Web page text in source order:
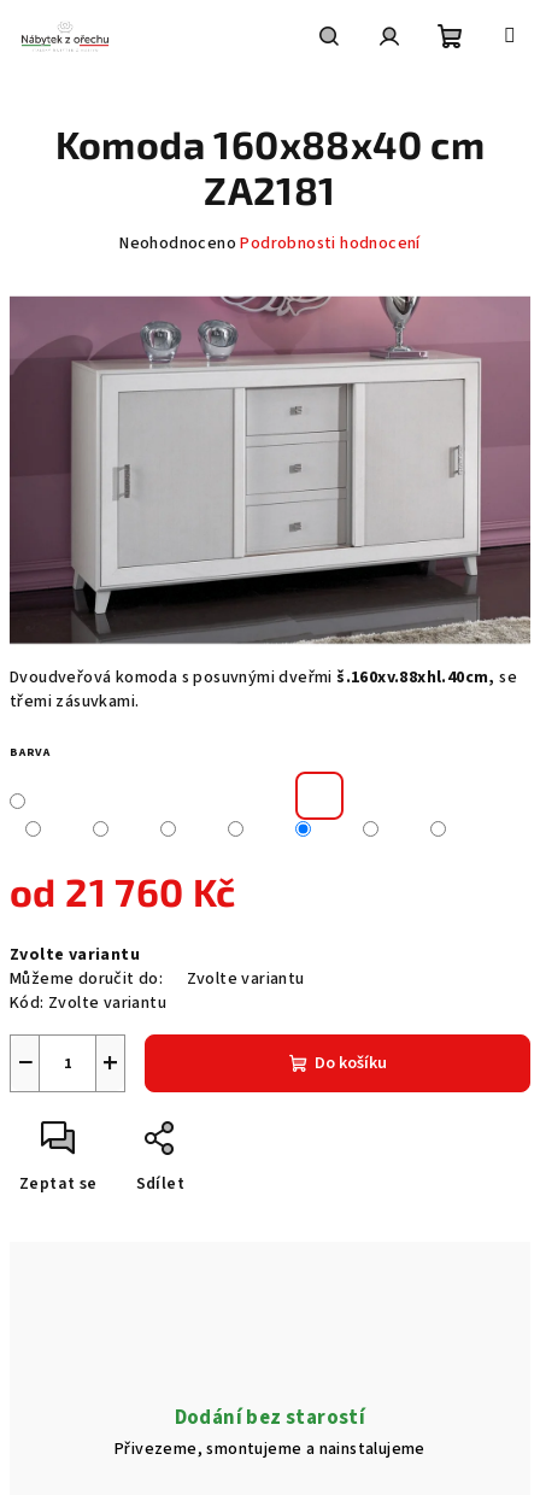
obsah
košík
Dvoudveřová komoda s posuvnými dveřmiš.160xv.88xhl.40cm, se
třemi zásuvkami.
BARVA
od 21 760 Kč
cena:
Zvolte variantu
Můžeme doručit do:
Zvolte variantu
Kód: Zvolte variantu
+
− Do košíku
Zeptat se Sdílet
Komoda 160x88x40 cm
ZA2181
Průměrné
produktu
0,0
z
5
Neohodnoceno Podrobnosti hodnocení
Dodání bez starostí
Přivezeme, smontujeme a nainstalujeme